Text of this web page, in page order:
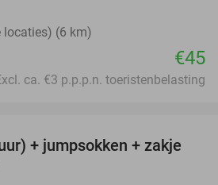
locaties) (6 km)
€45
ca. €3 p.p.p.n. toeristenbelasting
48%
+ jumpsokken + zakje